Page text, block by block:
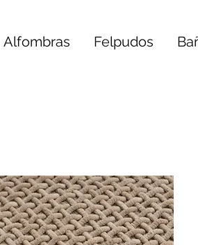
Alfombras Felpudos